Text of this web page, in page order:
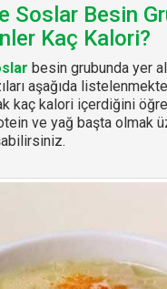
Soslar Besin
Kaç Kalori?
besin grubunda yer
aşağıda
kaç kalori içerdiğini
ve yağ başta olmak